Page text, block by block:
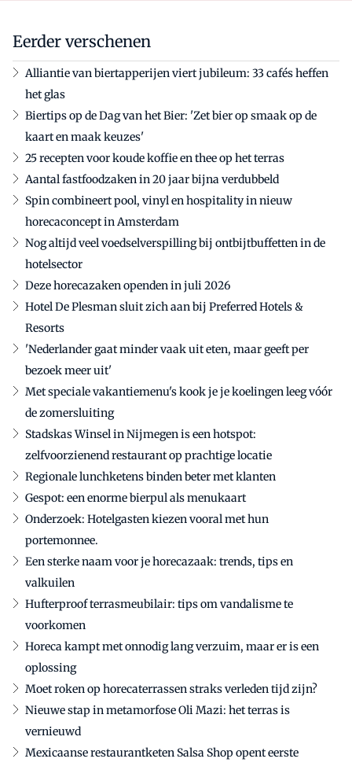
Eerder verschenen
Alliantie van biertapperijen viert jubileum: 33 cafés heffen
het glas
Biertips op de Dag van het Bier: 'Zet bier op smaak op de
kaart en maak keuzes'
25 recepten voor koude koffie en thee op het terras
Aantal fastfoodzaken in 20 jaar bijna verdubbeld
Spin combineert pool, vinyl en hospitality in nieuw
horecaconcept in Amsterdam
Nog altijd veel voedselverspilling bij ontbijtbuffetten in de
hotelsector
Deze horecazaken openden in juli 2026
Hotel De Plesman sluit zich aan bij Preferred Hotels &
Resorts
'Nederlander gaat minder vaak uit eten, maar geeft per
bezoek meer uit'
Met speciale vakantiemenu's kook je je koelingen leeg vóór
de zomersluiting
Stadskas Winsel in Nijmegen is een hotspot:
zelfvoorzienend restaurant op prachtige locatie
Regionale lunchketens binden beter met klanten
Gespot: een enorme bierpul als menukaart
Onderzoek: Hotelgasten kiezen vooral met hun
portemonnee.
Een sterke naam voor je horecazaak: trends, tips en
valkuilen
Hufterproof terrasmeubilair: tips om vandalisme te
voorkomen
Horeca kampt met onnodig lang verzuim, maar er is een
oplossing
Moet roken op horecaterrassen straks verleden tijd zijn?
Nieuwe stap in metamorfose Oli Mazi: het terras is
vernieuwd
Mexicaanse restaurantketen Salsa Shop opent eerste